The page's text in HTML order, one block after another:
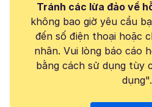
Tránh các lừa đảo về
không bao giờ yêu cầu
đến số điện thoại hoặc
nhân. Vui lòng báo cáo
bằng cách sử dụng tùy
dụng".